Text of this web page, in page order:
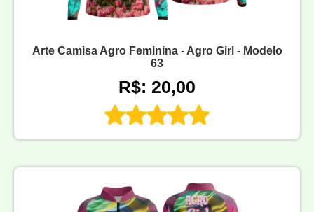
Arte Camisa Agro Feminina - Agro Girl - Modelo
63
R$: 20,00